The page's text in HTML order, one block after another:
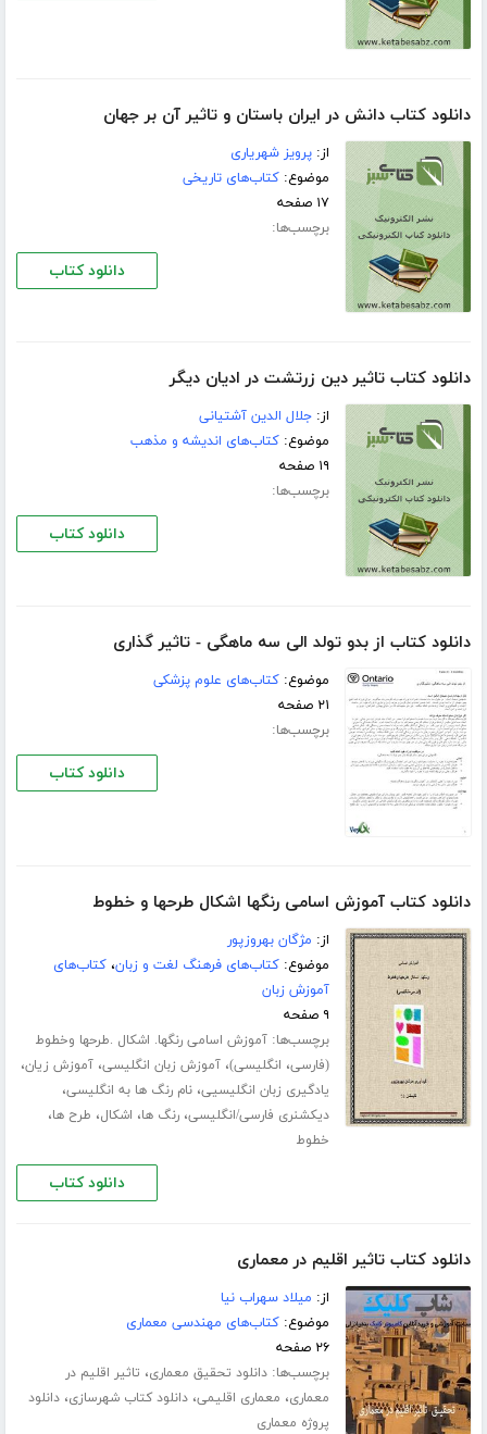
دانلود کتاب دانش در ایران باستان و تاثیر آن بر جهان
از:پرویز شهریاری
موضوع:کتاب‌های تاریخی
۱۷ صفحه
برچسب‌ها:
دانلود کتاب
دانلود کتاب تاثیر دین زرتشت در ادیان دیگر
از:جلال الدین آشتیانی
موضوع:کتاب‌های اندیشه و مذهب
۱۹ صفحه
برچسب‌ها:
دانلود کتاب
دانلود کتاب از بدو تولد الی سه ماهگی - تاثیر گذاری
موضوع:کتاب‌های علوم پزشکی
۲۱ صفحه
برچسب‌ها:
دانلود کتاب
دانلود کتاب آموزش اسامی رنگها اشکال طرحها و خطوط
از: مژگان بهروزپور
موضوع:کتاب‌های فرهنگ لغت و زبان،کتاب‌های
آموزش زبان
۹ صفحه
برچسب‌ها:آموزش اسامی رنگها. اشکال .طرحها وخطوط
(فارسی، انگلیسی)،آموزش زبان انگلیسی،آموزش زیان،
یادگیری زبان انگلیسیی،نام رنگ ها به انگلیسی،
دیکشنری فارسی/انگلیسی،رنگ ها، اشکال، طرح ها،
خطوط
دانلود کتاب
دانلود کتاب تاثیر اقلیم در معماری
از: میلاد سهراب نیا
موضوع:کتاب‌های مهندسی معماری
۲۶ صفحه
برچسب‌ها:دانلود تحقیق معماری، تاثیر اقلیم در
معماری، معماری اقلیمی،دانلود کتاب شهرسازی،دانلود
پروژه معماری